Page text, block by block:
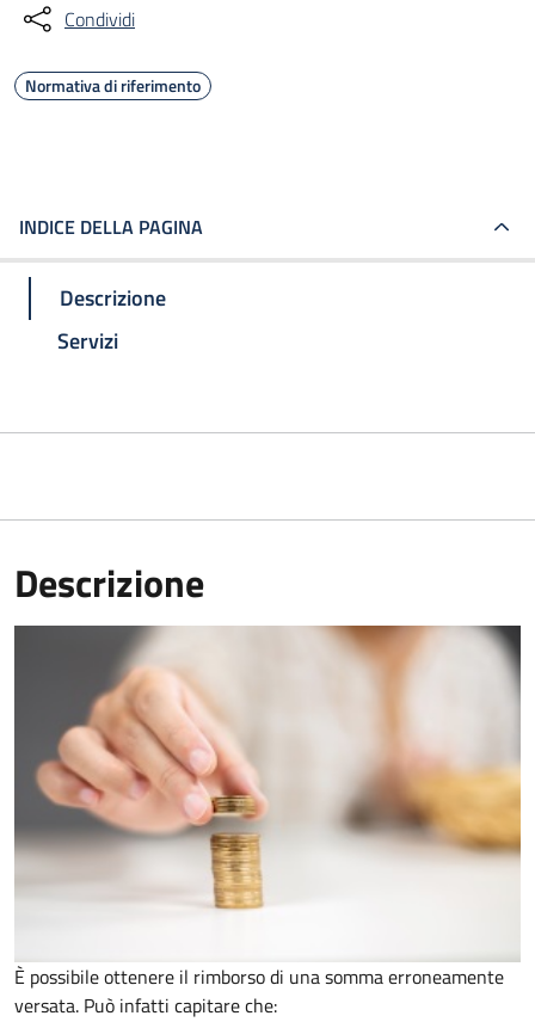
Condividi
Normativa di riferimento
INDICE DELLA PAGINA
Descrizione
Servizi
Descrizione
È possibile ottenere il rimborso di una somma erroneamente
versata. Può infatti capitare che: